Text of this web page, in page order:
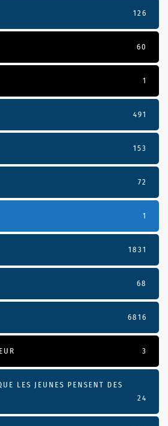
126
60
1
491
153
72
1
1831
68
6816
3
LES JEUNES PENSENT DES
24